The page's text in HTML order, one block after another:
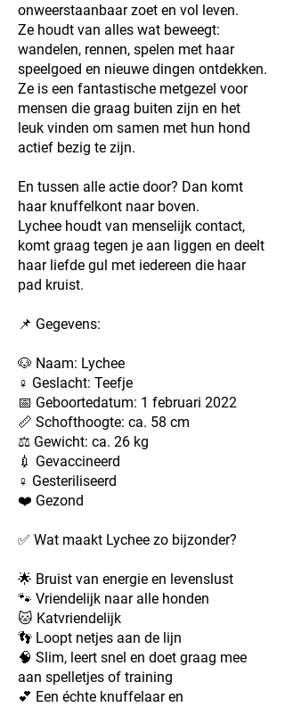
onweerstaanbaar zoet en vol leven.
Ze houdt van alles wat beweegt:
wandelen, rennen, spelen met haar
speelgoed en nieuwe dingen ontdekken.
Ze is een fantastische metgezel voor
mensen die graag buiten zijn en het
leuk vinden om samen met hun hond
actief bezig te zijn.
En tussen alle actie door? Dan komt
haar knuffelkont naar boven.
Lychee houdt van menselijk contact,
komt graag tegen je aan liggen en deelt
haar liefde gul met iedereen die haar
pad kruist.
📌 Gegevens:
🐶 Naam: Lychee
♀️ Geslacht: Teefje
📅 Geboortedatum: 1 februari 2022
📏 Schofthoogte: ca. 58 cm
⚖️ Gewicht: ca. 26 kg
💉 Gevaccineerd
♀️ Gesteriliseerd
❤️ Gezond
✅ Wat maakt Lychee zo bijzonder?
🌟 Bruist van energie en levenslust
🐾 Vriendelijk naar alle honden
🐱 Katvriendelijk
👣 Loopt netjes aan de lijn
🧠 Slim, leert snel en doet graag mee
aan spelletjes of training
💕 Een échte knuffelaar en